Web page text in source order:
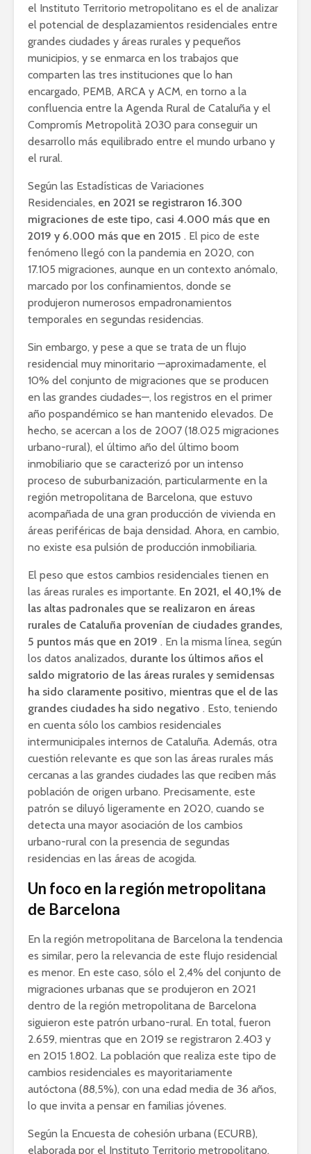
el Instituto Territorio metropolitano es el de analizar
el potencial de desplazamientos residenciales entre
grandes ciudades y áreas rurales y pequeños
municipios, y se enmarca en los trabajos que
comparten las tres instituciones que lo han
encargado, PEMB, ARCA y ACM, en torno a la
confluencia entre la Agenda Rural de Cataluña y el
Compromís Metropolità 2030 para conseguir un
desarrollo más equilibrado entre el mundo urbano y
el rural.
Según las Estadísticas de Variaciones
Residenciales, en 2021 se registraron 16.300
migraciones de este tipo, casi 4.000 más que en
2019 y 6.000 más que en 2015 . El pico de este
fenómeno llegó con la pandemia en 2020, con
17.105 migraciones, aunque en un contexto anómalo,
marcado por los confinamientos, donde se
produjeron numerosos empadronamientos
temporales en segundas residencias.
Sin embargo, y pese a que se trata de un flujo
residencial muy minoritario —aproximadamente, el
10% del conjunto de migraciones que se producen
en las grandes ciudades—, los registros en el primer
año pospandémico se han mantenido elevados. De
hecho, se acercan a los de 2007 (18.025 migraciones
urbano-rural), el último año del último boom
inmobiliario que se caracterizó por un intenso
proceso de suburbanización, particularmente en la
región metropolitana de Barcelona, ​​que estuvo
acompañada de una gran producción de vivienda en
áreas periféricas de baja densidad. Ahora, en cambio,
no existe esa pulsión de producción inmobiliaria.
El peso que estos cambios residenciales tienen en
las áreas rurales es importante. En 2021, el 40,1% de
las altas padronales que se realizaron en áreas
rurales de Cataluña provenían de ciudades grandes,
5 puntos más que en 2019 . En la misma línea, según
los datos analizados, durante los últimos años el
saldo migratorio de las áreas rurales y semidensas
ha sido claramente positivo, mientras que el de las
grandes ciudades ha sido negativo . Esto, teniendo
en cuenta sólo los cambios residenciales
intermunicipales internos de Cataluña. Además, otra
cuestión relevante es que son las áreas rurales más
cercanas a las grandes ciudades las que reciben más
población de origen urbano. Precisamente, este
patrón se diluyó ligeramente en 2020, cuando se
detecta una mayor asociación de los cambios
urbano-rural con la presencia de segundas
residencias en las áreas de acogida.
Un foco en la región metropolitana
de Barcelona
En la región metropolitana de Barcelona la tendencia
es similar, pero la relevancia de este flujo residencial
es menor. En este caso, sólo el 2,4% del conjunto de
migraciones urbanas que se produjeron en 2021
dentro de la región metropolitana de Barcelona
siguieron este patrón urbano-rural. En total, fueron
2.659, mientras que en 2019 se registraron 2.403 y
en 2015 1.802. La población que realiza este tipo de
cambios residenciales es mayoritariamente
autóctona (88,5%), con una edad media de 36 años,
lo que invita a pensar en familias jóvenes.
Según la Encuesta de cohesión urbana (ECURB),
elaborada por el Instituto Territorio metropolitano,